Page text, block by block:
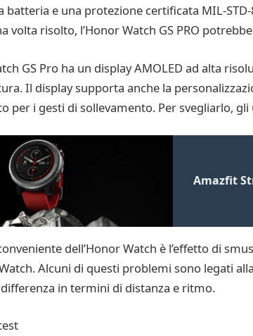
batteria e una protezione certificata MIL-
volta risolto, l’Honor Watch GS PRO
GS Pro ha un display AMOLED ad alta
Il display supporta anche la
per i gesti di sollevamento. Per svegliarlo,
Amazfit
dell’Honor Watch è l’effetto di
Alcuni di questi problemi sono legati
in termini di distanza e ritmo.